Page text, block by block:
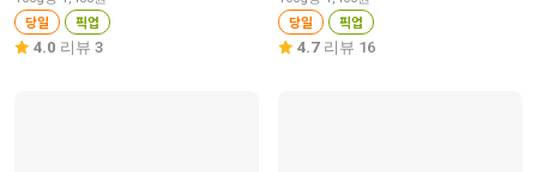
당일 픽업
4.0 리뷰 3
당일 픽업
4.7 리뷰 16